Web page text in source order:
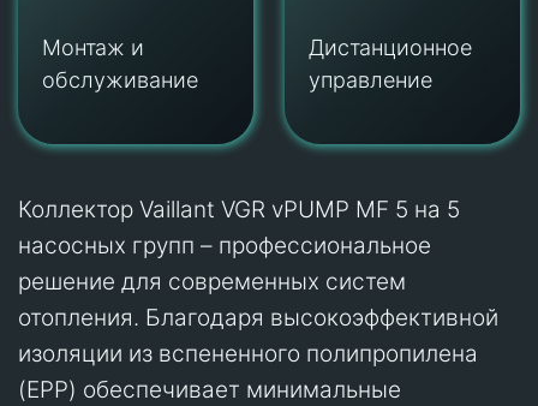
Монтаж и
обслуживание
Дистанционное
управление
Коллектор Vaillant VGR vPUMP MF 5 на 5
насосных групп – профессиональное
решение для современных систем
отопления. Благодаря высокоэффективной
изоляции из вспененного полипропилена
(EPP) обеспечивает минимальные